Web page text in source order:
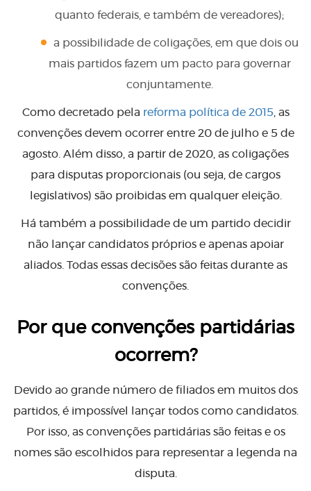
quanto federais, e também de vereadores);
a possibilidade de coligações, em que dois ou
mais partidos fazem um pacto para governar
conjuntamente.
Como decretado pela reforma política de 2015, as
convenções devem ocorrer entre 20 de julho e 5 de
agosto. Além disso, a partir de 2020, as coligações
para disputas proporcionais (ou seja, de cargos
legislativos) são proibidas em qualquer eleição.
Há também a possibilidade de um partido decidir
não lançar candidatos próprios e apenas apoiar
aliados. Todas essas decisões são feitas durante as
convenções.
Por que convenções partidárias
ocorrem?
Devido ao grande número de filiados em muitos dos
partidos, é impossível lançar todos como candidatos.
Por isso, as convenções partidárias são feitas e os
nomes são escolhidos para representar a legenda na
disputa.